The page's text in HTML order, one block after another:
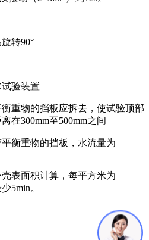
转90°
验装置
重物的挡板应拆去，使试验顶部
在300mm至500mm之间
衡重物的挡板，水流量为
表面积计算，每平方米为
5min。